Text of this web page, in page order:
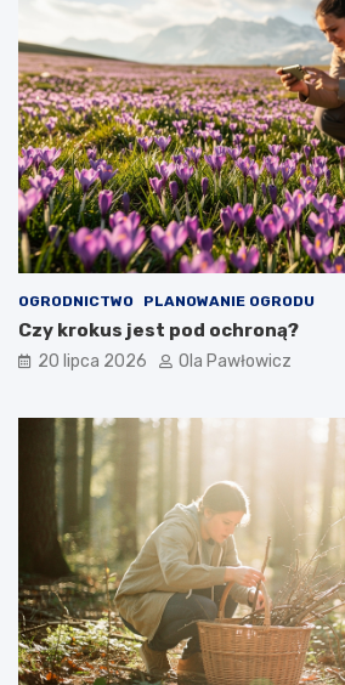
OGRODNICTWO PLANOWANIE OGRODU
Czy krokus jest pod ochroną?
20 lipca 2026 Ola Pawłowicz